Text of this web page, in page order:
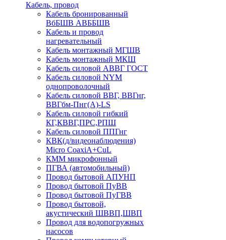
Кабель, провод
Кабель бронированный
ВбБШВ АВББШВ
Кабель и провод
нагревательный
Кабель монтажный МГШВ
Кабель монтажный МКШ
Кабель силовой АВВГ ГОСТ
Кабель силовой NYM
однопроволочный
Кабель силовой ВВГ, ВВГнг,
ВВГбм-Пнг(А)-LS
Кабель силовой гибкий
КГ,КВВГ,ПРС,РПШ
Кабель силовой ППГнг
КВК(д/видеонаблюдения)
Micro CoaxiA+CuL
КММ микрофонный
ПГВА (автомобильный)
Провод бытовой АПУНП
Провод бытовой ПуВВ
Провод бытовой ПуГВВ
Провод бытовой,
акустический ШВВП,ШВП
Провод для водопогружных
насосов